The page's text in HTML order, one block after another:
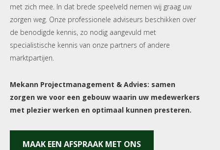
met zich mee. In dat brede speelveld nemen wij graag uw
zorgen weg. Onze professionele adviseurs beschikken over
de benodigde kennis, zo nodig aangevuld met
specialistische kennis van onze partners of andere
marktpartijen.
Mekann Projectmanagement & Advies: samen
zorgen we voor een gebouw waarin uw medewerkers
met plezier werken en optimaal kunnen presteren.
MAAK EEN AFSPRAAK MET ONS